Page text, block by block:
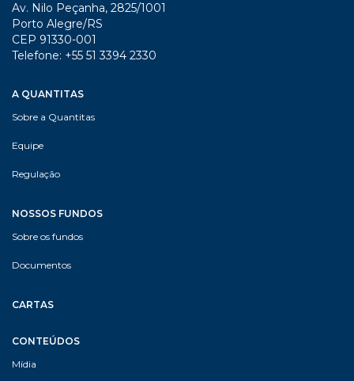
Av. Nilo Peçanha, 2825/1001
Porto Alegre/RS
CEP 91330-001
Telefone: +55 51 3394 2330
A QUANTITAS
Sobre a Quantitas
Equipe
Regulação
NOSSOS FUNDOS
Sobre os fundos
Documentos
CARTAS
CONTEÚDOS
Mídia